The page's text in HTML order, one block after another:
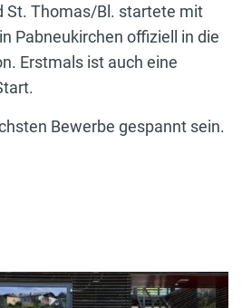
St. Thomas/Bl. startete mit
Pabneukirchen offiziell in die
Erstmals ist auch eine
Bewerbe gespannt sein.